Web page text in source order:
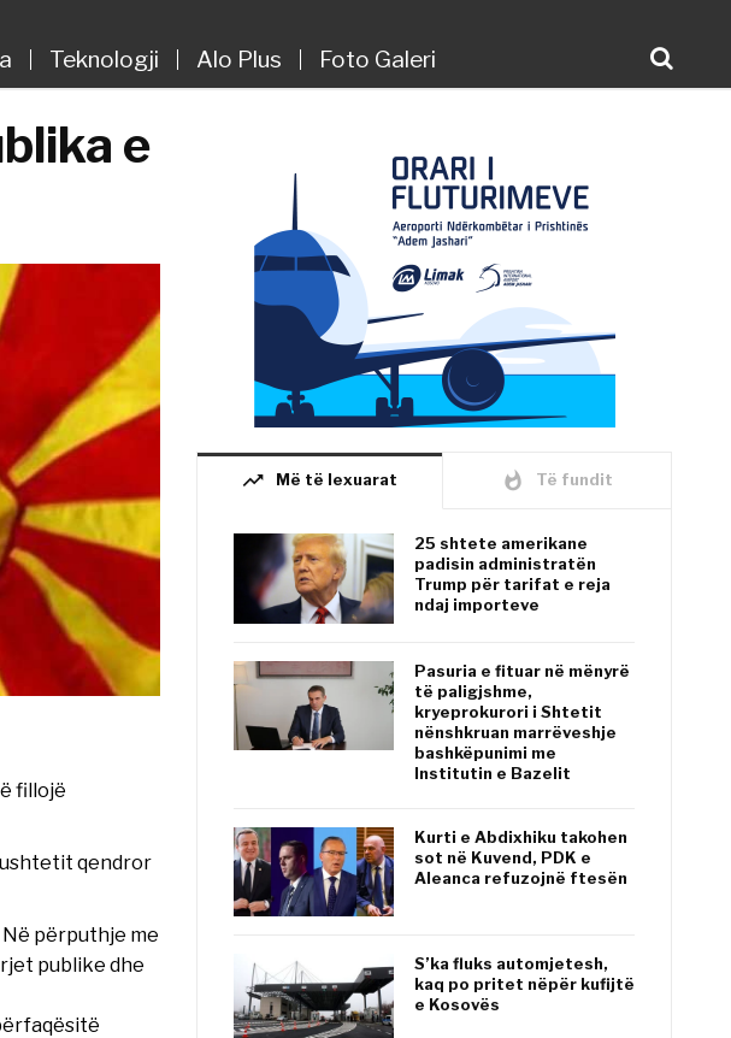
Teknologji Alo Plus Foto Galeri
e
fillojë
qendror
përputhje me
publike dhe
trending_up Më të lexuarat whatshot Të fundit
25 shtete amerikane
padisin administratën
Trump për tarifat e reja
ndaj importeve
Pasuria e fituar në mënyrë
të paligjshme,
kryeprokurori i Shtetit
nënshkruan marrëveshje
bashkëpunimi me
Institutin e Bazelit
Kurti e Abdixhiku takohen
sot në Kuvend, PDK e
Aleanca refuzojnë ftesën
S’ka fluks automjetesh,
kaq po pritet nëpër kufijtë
e Kosovës